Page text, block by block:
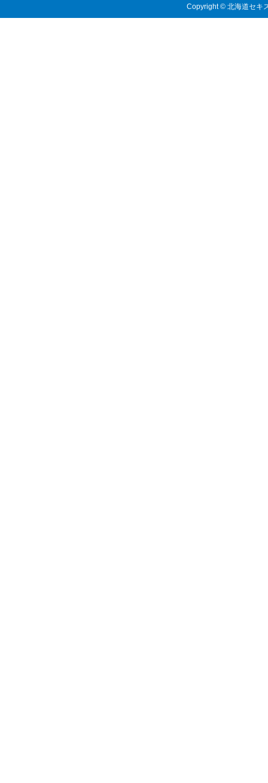
Copyright © 北海道セキ